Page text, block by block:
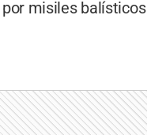
por misiles balísticos